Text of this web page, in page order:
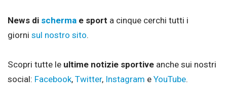
News di scherma e sport a cinque cerchi tutti i
giorni sul nostro sito.
Scopri tutte le ultime notizie sportive anche sui nostri
social: Facebook, Twitter, Instagram e YouTube.